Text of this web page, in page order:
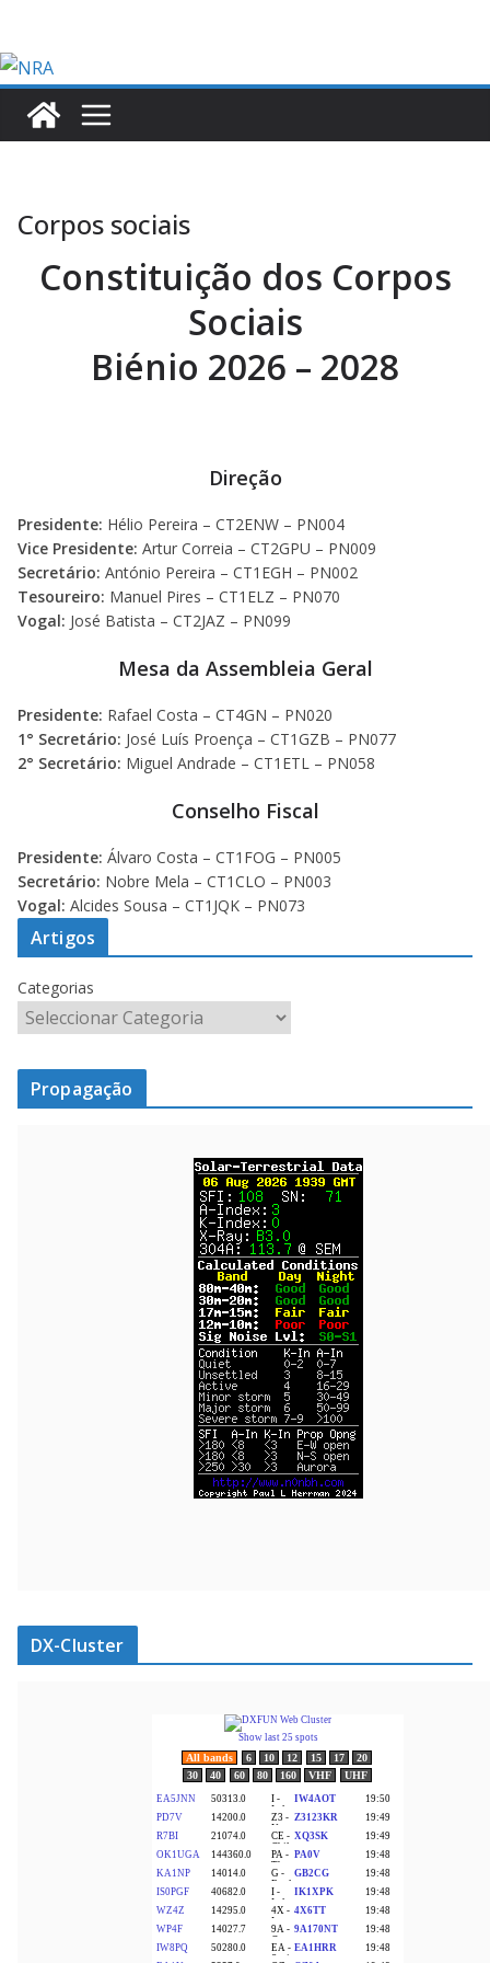
content
Corpos sociais
Constituição dos Corpos
Sociais
Biénio 2026 – 2028
Direção
Presidente: Hélio Pereira – CT2ENW – PN004
Vice Presidente: Artur Correia – CT2GPU – PN009
Secretário: António Pereira – CT1EGH – PN002
Tesoureiro: Manuel Pires – CT1ELZ – PN070
Vogal: José Batista – CT2JAZ – PN099
Mesa da Assembleia Geral
Presidente: Rafael Costa – CT4GN – PN020
1° Secretário: José Luís Proença – CT1GZB – PN077
2° Secretário: Miguel Andrade – CT1ETL – PN058
Conselho Fiscal
Presidente: Álvaro Costa – CT1FOG – PN005
Secretário: Nobre Mela – CT1CLO – PN003
Vogal: Alcides Sousa – CT1JQK – PN073
Artigos
Categorias
Propagação
DX-Cluster